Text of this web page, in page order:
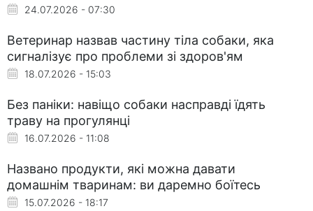
24.07.2026 - 07:30
Ветеринар назвав частину тіла собаки, яка
сигналізує про проблеми зі здоров'ям
18.07.2026 - 15:03
Без паніки: навіщо собаки насправді їдять
траву на прогулянці
16.07.2026 - 11:08
Названо продукти, які можна давати
домашнім тваринам: ви даремно боїтесь
15.07.2026 - 18:17